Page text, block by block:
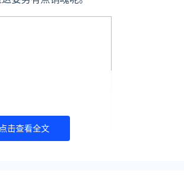
点击查看全文